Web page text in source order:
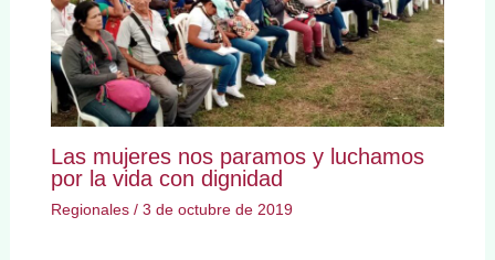
Las mujeres nos paramos y luchamos
por la vida con dignidad
Regionales/ 3 de octubre de 2019